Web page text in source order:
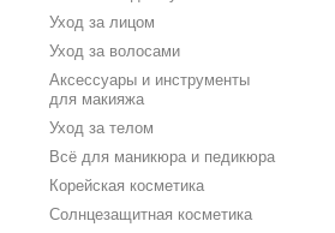
Уход за лицом
Уход за волосами
Аксессуары и инструменты
для макияжа
Уход за телом
Всё для маникюра и педикюра
Корейская косметика
Солнцезащитная косметика